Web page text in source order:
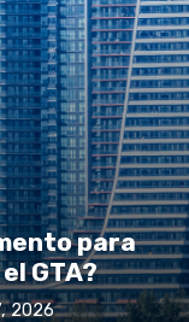
para
GTA?
2026